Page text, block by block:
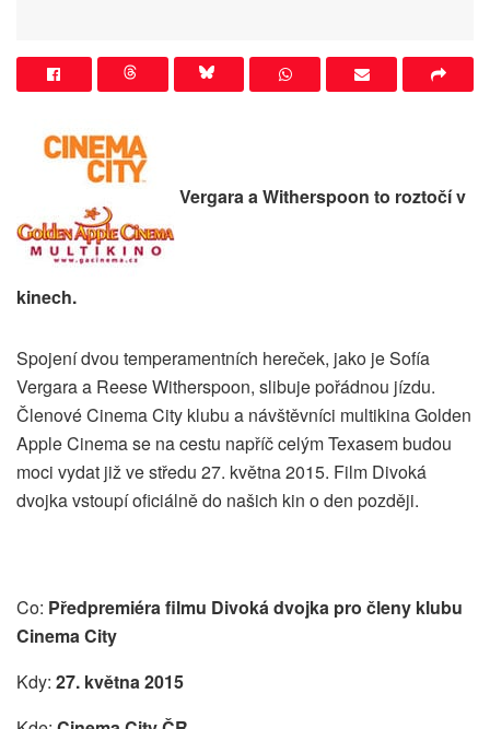
Vergara a Witherspoon to roztočí v
kinech.
Spojení dvou temperamentních hereček, jako je Sofía
Vergara a Reese Witherspoon, slibuje pořádnou jízdu.
Členové Cinema City klubu a návštěvníci multikina Golden
Apple Cinema se na cestu napříč celým Texasem budou
moci vydat již ve středu 27. května 2015. Film Divoká
dvojka vstoupí oficiálně do našich kin o den později.
Co: Předpremiéra filmu Divoká dvojka pro členy klubu
Cinema City
Kdy: 27. května 2015